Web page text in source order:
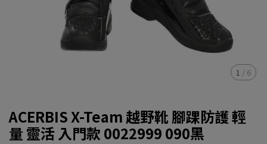
1 / 6
ACERBIS X-Team 越野靴 腳踝防護 輕
量 靈活 入門款 0022999 090黑